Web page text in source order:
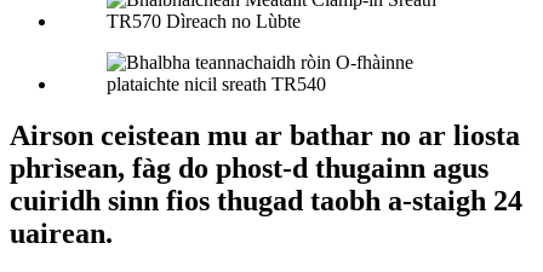
Airson ceistean mu ar bathar no ar liosta
phrìsean, fàg do phost-d thugainn agus
cuiridh sinn fios thugad taobh a-staigh 24
uairean.